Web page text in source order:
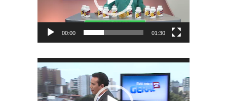
00:00 01:30
Tocador
de
vídeo